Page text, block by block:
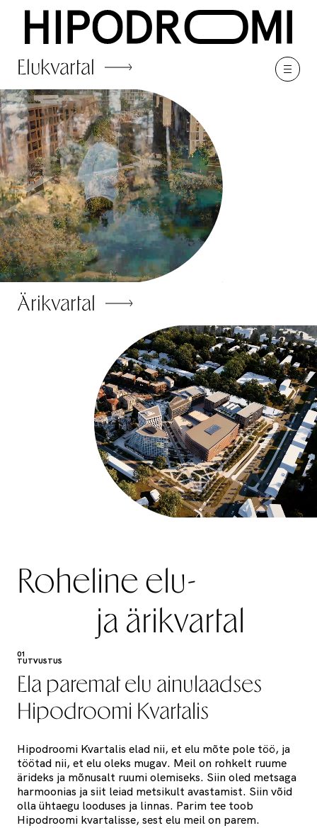
Elukvartal
Ärikvartal
Roheline elu-
ja ärikvartal
01
TUTVUSTUS
Ela paremat elu ainulaadses
Hipodroomi Kvartalis
Hipodroomi Kvartalis elad nii, et elu mõte pole töö, ja
töötad nii, et elu oleks mugav. Meil on rohkelt ruume
ärideks ja mõnusalt ruumi olemiseks. Siin oled metsaga
harmoonias ja siit leiad metsikult avastamist. Siin võid
olla ühtaegu looduses ja linnas. Parim tee toob
Hipodroomi kvartalisse, sest elu meil on parem.